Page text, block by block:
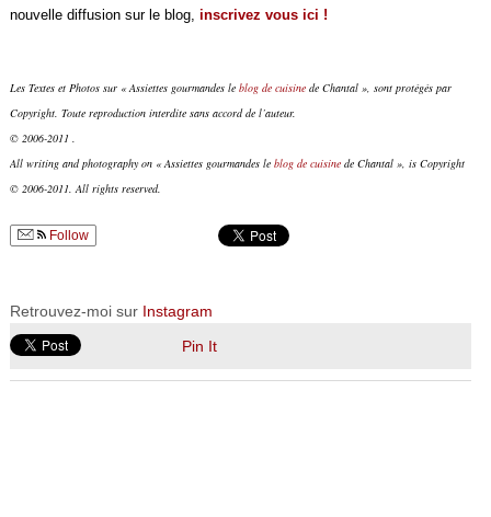
nouvelle diffusion sur le blog, inscrivez vous ici !
Les Textes et Photos sur « Assiettes gourmandes le blog de cuisinede Chantal », sont protégés par
Copyright. Toute reproduction interdite sans accord de l’auteur.
© 2006-2011 .
All writing and photography on « Assiettes gourmandes le blog de cuisinede Chantal », is Copyright
© 2006-2011. All rights reserved.
Follow
Retrouvez-moi sur Instagram
Pin It